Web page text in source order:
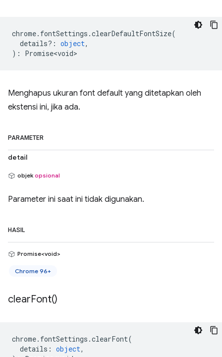
chrome. fontSettings .clearDefaultFontSize(
details? : object,
) : Promise<void>
Menghapus ukuran font default yang ditetapkan oleh
ekstensi ini, jika ada.
PARAMETER
detail
objek opsional
Parameter ini saat ini tidak digunakan.
HASIL
Promise<void>
Chrome 96+
clearFont()
chrome. fontSettings .clearFont(
details : object,